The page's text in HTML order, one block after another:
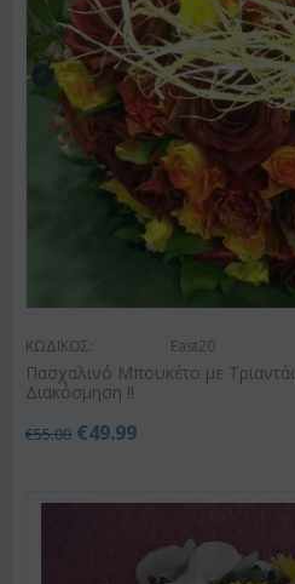
ΚΩΔΙΚΟΣ: East20
Πασχαλινό Μπουκέτο με
Διακόσμηση !!
€55.00 €49.99